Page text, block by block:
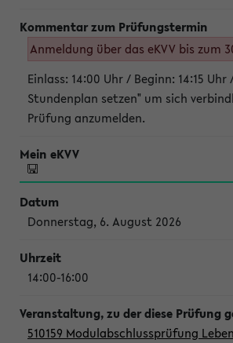
Anmeldung über das eKVV bis zum
Einlass: 14:00 Uhr / Beginn: 14:15
Stundenplan setzen" um sich
Prüfung anzumelden.
Donnerstag, 6. August 2026
14:00-16:00
510159 Modulabschlussprüfung